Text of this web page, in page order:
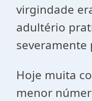
virgindade
adultério
severamente
Hoje muita
menor